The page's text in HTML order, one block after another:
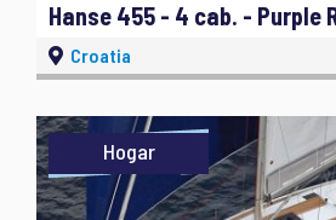
Croatia
Hogar